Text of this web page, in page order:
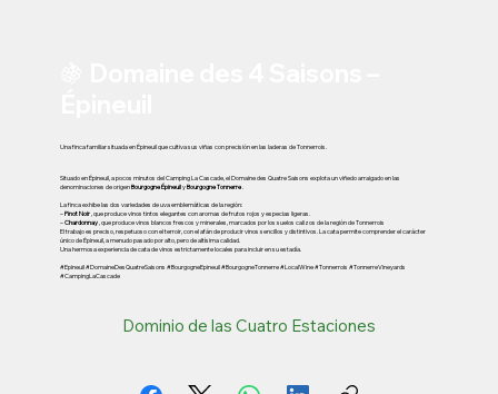
Una finca familiar situada en Épineuil que cultiva sus viñas con precisión en las laderas de Tonnerrois.
Situado en Épineuil, a pocos minutos del Camping La Cascade, el Domaine des Quatre Saisons explota un viñedo arraigado en las
denominaciones de origenBourgogne ÉpineuilyBourgogne Tonnerre.
La finca exhibe las dos variedades de uva emblemáticas de la región:
–Pinot Noir , que produce vinos tintos elegantes con aromas de frutos rojos y especias ligeras.
–Chardonnay , que produce vinos blancos frescos y minerales, marcados por los suelos calizos de la región de Tonnerrois
El trabajo es preciso, respetuoso con el terroir, con el afán de producir vinos sencillos y distintivos. La cata permite comprender el carácter
único de Épineuil, a menudo pasado por alto, pero de altísima calidad.
Una hermosa experiencia de cata de vinos estrictamente locales para incluir en su estadía.
#Epineuil #DomaineDesQuatreSaisons #BourgogneEpineuil #BourgogneTonnerre #LocalWine #Tonnerrois #TonnerreVineyards
#CampingLaCascade
Dominio de las Cuatro Estaciones